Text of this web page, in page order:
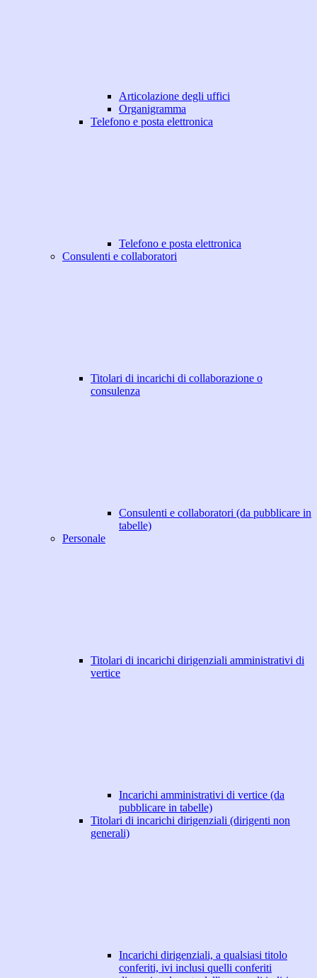
Articolazione degli uffici
Organigramma
Telefono e posta elettronica
Telefono e posta elettronica
Consulenti e collaboratori
Titolari di incarichi di collaborazione o
consulenza
Consulenti e collaboratori (da pubblicare in
tabelle)
Personale
Titolari di incarichi dirigenziali amministrativi di
vertice
Incarichi amministrativi di vertice (da
pubblicare in tabelle)
Titolari di incarichi dirigenziali (dirigenti non
generali)
Incarichi dirigenziali, a qualsiasi titolo
conferiti, ivi inclusi quelli conferiti